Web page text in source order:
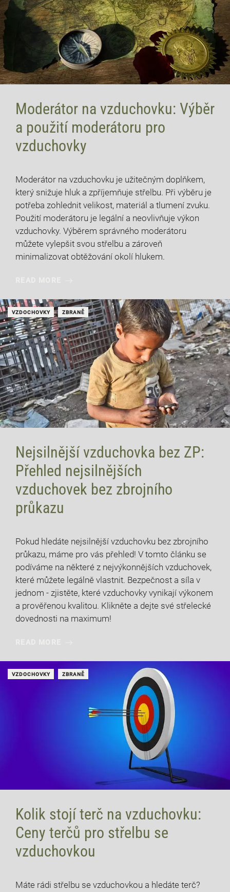
Moderátor na vzduchovku: Výběr
a použití moderátoru pro
vzduchovky
Moderátor na vzduchovku je užitečným doplňkem,
který snižuje hluk a zpříjemňuje střelbu. Při výběru je
potřeba zohlednit velikost, materiál a tlumení zvuku.
Použití moderátoru je legální a neovlivňuje výkon
vzduchovky. Výběrem správného moderátoru
můžete vylepšit svou střelbu a zároveň
minimalizovat obtěžování okolí hlukem.
VZDOCHOVKY ZBRANĚ
Nejsilnější vzduchovka bez ZP:
Přehled nejsilnějších
vzduchovek bez zbrojního
průkazu
Pokud hledáte nejsilnější vzduchovku bez zbrojního
průkazu, máme pro vás přehled! V tomto článku se
podíváme na některé z nejvýkonnějších vzduchovek,
které můžete legálně vlastnit. Bezpečnost a síla v
jednom - zjistěte, které vzduchovky vynikají výkonem
a prověřenou kvalitou. Klikněte a dejte své střelecké
dovednosti na maximum!
VZDOCHOVKY ZBRANĚ
Kolik stojí terč na vzduchovku:
Ceny terčů pro střelbu se
vzduchovkou
Máte rádi střelbu se vzduchovkou a hledáte terč?